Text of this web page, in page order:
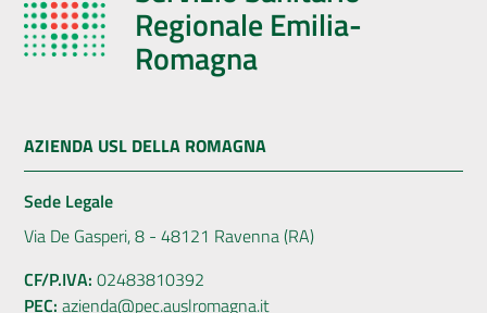
Regionale Emilia-
Romagna
AZIENDA USL DELLA ROMAGNA
Sede Legale
Via De Gasperi, 8 - 48121 Ravenna (RA)
CF/P.IVA: 02483810392
PEC: azienda@pec.auslromagna.it